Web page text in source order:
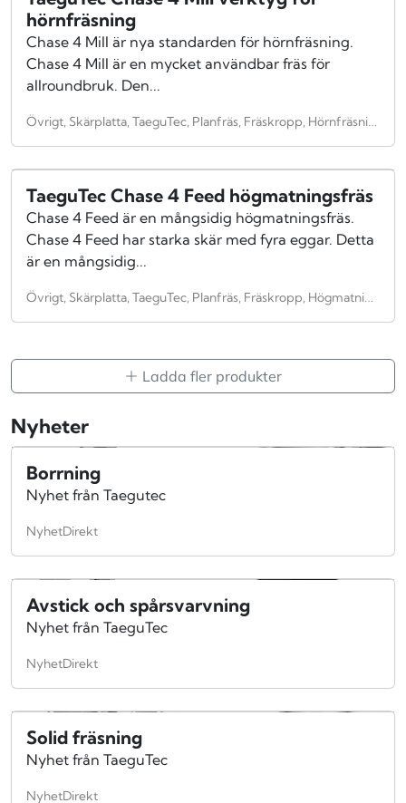
hörnfräsning
Chase 4 Mill är nya standarden för hörnfräsning.
Chase 4 Mill är en mycket användbar fräs för
allroundbruk. Den...
Övrigt, Skärplatta, TaeguTec, Planfräs, Fräskropp, Hörnfräsning, Fräsar
TaeguTec Chase 4 Feed högmatningsfräs
Chase 4 Feed är en mångsidig högmatningsfräs.
Chase 4 Feed har starka skär med fyra eggar. Detta
är en mångsidig...
Övrigt, Skärplatta, TaeguTec, Planfräs, Fräskropp, Högmatningsfräs
Ladda fler produkter
Nyheter
Borrning
Nyhet från Taegutec
NyhetDirekt
Avstick och spårsvarvning
Nyhet från TaeguTec
NyhetDirekt
Solid fräsning
Nyhet från TaeguTec
NyhetDirekt